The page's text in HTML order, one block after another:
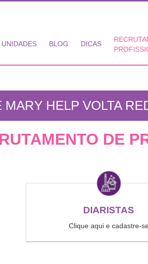
UNIDADES BLOG DICAS
MARY HELP VOLTA
DE
DIARISTAS
Clique aqui e cadastre-